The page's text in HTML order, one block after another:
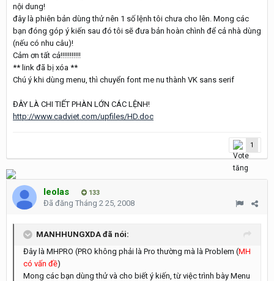
nội dung!
đây là phiên bản dùng thử nên 1 số lệnh tôi chưa cho lên. Mong các
bạn đóng góp ý kiến sau đó tôi sẽ đưa bản hoàn chình để cả nhà dùng
(nếu có nhu câu)!
Cảm ơn tất cả!!!!!!!!!!!
** link đã bị xóa **
Chú ý khi dùng menu, thì chuyển font me nu thành VK sans serif
ĐÂY LÀ CHI TIẾT PHÀN LỚN CÁC LỆNH!
http://www.cadviet.com/upfiles/HD.doc
1
leolas 133
Đã đăng Tháng 2 25, 2008
MANHHUNGXDA đã nói:
Đây là MHPRO (PRO không phải là Pro thường mà là Problem (MH
có vấn đề)
Mong các bạn dùng thử và cho biết ý kiến, từ việc trình bày Menu